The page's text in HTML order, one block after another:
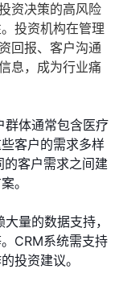
资决策的高风险
投资机构在管理
回报、客户沟通
息，成为行业痛
群体通常包含医疗
客户的需求多样
的客户需求之间建
。
量的数据支持，
CRM系统需支持
投资建议。